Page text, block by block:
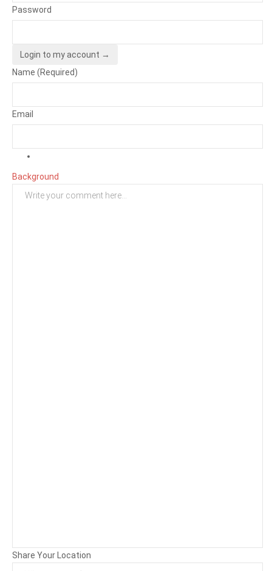
Password
Login to my account →
Name (Required)
Email
Background
Share Your Location